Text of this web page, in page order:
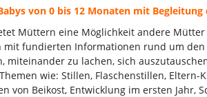
von 0 bis 12 Monaten mit Begleitung
Müttern eine Möglichkeit andere
fundierten Informationen rund um den
miteinander zu lachen, sich
wie: Stillen, Flaschenstillen, Eltern-
von Beikost, Entwicklung im ersten Jahr,